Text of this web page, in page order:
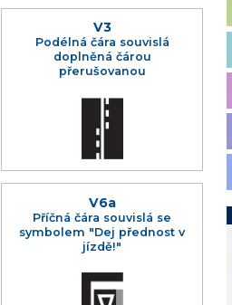
V3
Podélná čára souvislá
doplněná čárou
přerušovanou
V6a
Příčná čára souvislá se
symbolem "Dej přednost v
jízdě!"